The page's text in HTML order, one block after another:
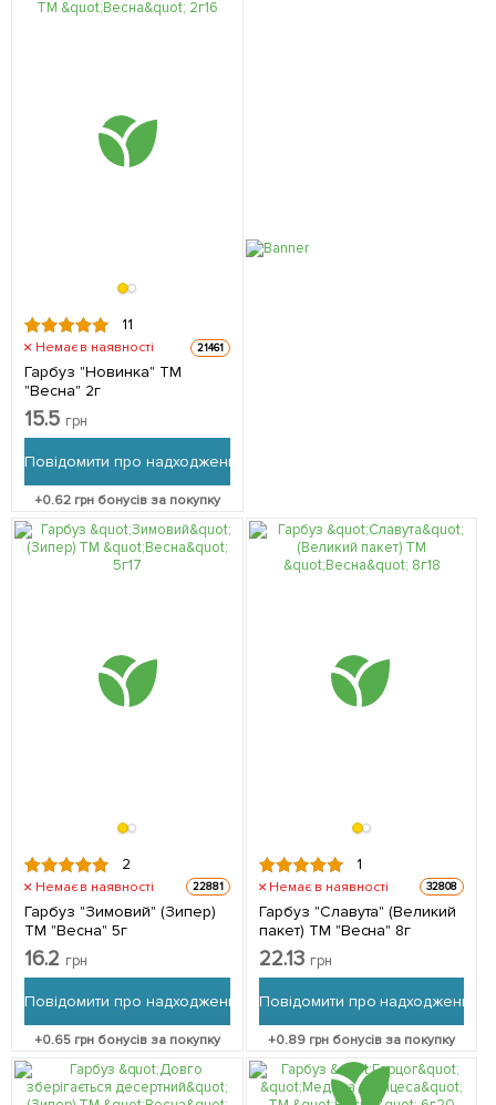
11
Немає в наявності 21461
Гарбуз "Новинка" ТМ
"Весна" 2г
15.5 грн
Повідомити про надходження
+0.62 грн бонусів за покупку
2
Немає в наявності 22881
Гарбуз "Зимовий" (Зипер)
ТМ "Весна" 5г
16.2 грн
Повідомити про надходження
+0.65 грн бонусів за покупку
1
Немає в наявності 32808
Гарбуз "Славута" (Великий
пакет) ТМ "Весна" 8г
22.13 грн
Повідомити про надходження
+0.89 грн бонусів за покупку